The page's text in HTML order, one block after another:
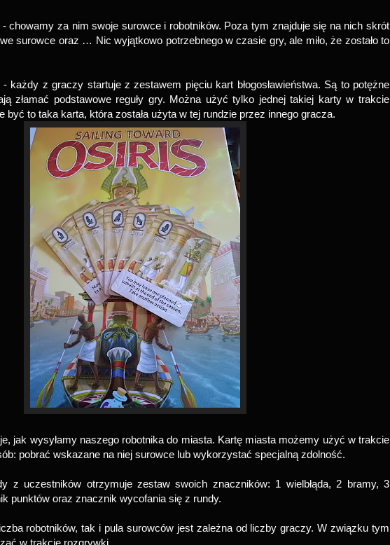
chowamy za nim swoje surowce i robotników. Poza tym znajduje się na nich skrót
surowce oraz … Nic wyjątkowo potrzebnego w czasie gry, ale miło, że zostało to
- każdy z graczy startuje z zestawem pięciu kart błogosławieństwa. Są to potężne
złamać podstawowe reguły gry. Można użyć tylko jednej takiej karty w trakcie
być to taka karta, która została użyta w tej rundzie przez innego gracza.
jak wysyłamy naszego robotnika do miasta. Kartę miasta możemy użyć w trakcie
pobrać wskazane na niej surowce lub wykorzystać specjalną zdolność.
z uczestników otrzymuje zestaw swoich znaczników: 1 wielbłąda, 2 bramy, 3
punktów oraz znacznik wycofania się z rundy.
robotników, tak i pula surowców jest zależna od liczby graczy. W związku tym
w trakcie rozgrywki.